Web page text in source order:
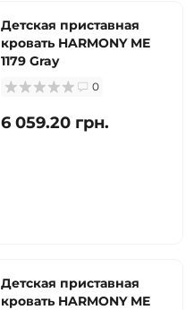
Детская приставная
кровать HARMONY ME
1179 Gray
0
6 059.20 грн.
Детская приставная
кровать HARMONY ME